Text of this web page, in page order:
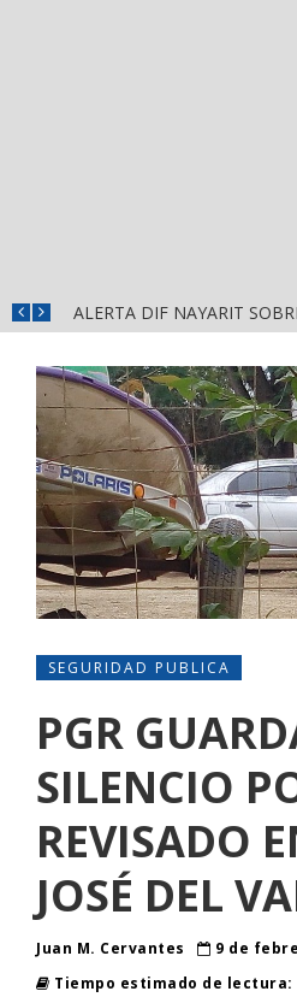
SEGURIDAD PUBLICA
PGR
SILENCIO
REVISADO
JOSÉ DEL
Juan M. Cervantes
9 de
Tiempo estimado de lectura: